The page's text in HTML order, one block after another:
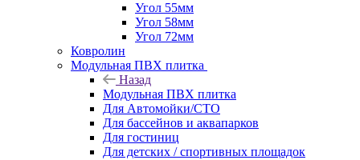
Угол 55мм
Угол 58мм
Угол 72мм
Ковролин
Модульная ПВХ плитка
Назад
Модульная ПВХ плитка
Для Автомойки/СТО
Для бассейнов и аквапарков
Для гостиниц
Для детских / спортивных площадок